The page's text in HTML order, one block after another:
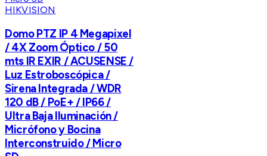
HIKVISION
Domo PTZ IP 4 Megapixel
/ 4X Zoom Óptico / 50
mts IR EXIR / ACUSENSE /
Luz Estroboscópica /
Sirena Integrada / WDR
120 dB / PoE+ / IP66 /
Ultra Baja Iluminación /
Micrófono y Bocina
Interconstruido / Micro